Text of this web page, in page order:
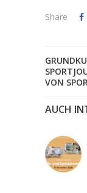
Share
VON
AUCH